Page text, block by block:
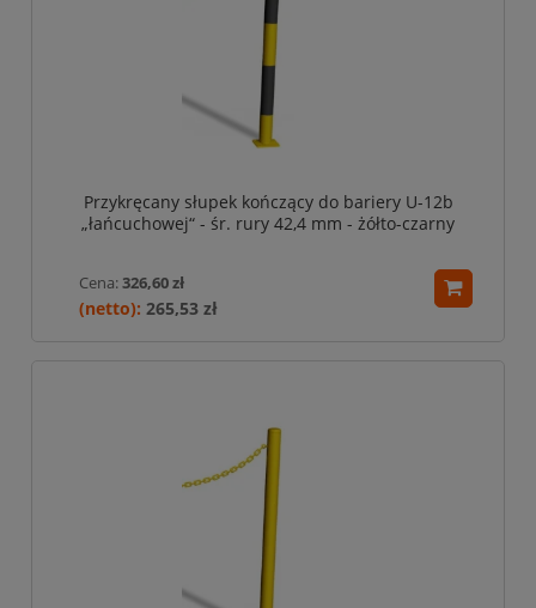
Przykręcany słupek kończący do bariery U-12b
„łańcuchowej“ - śr. rury 42,4 mm - żółto-czarny
Cena:326,60 zł
265,53 zł